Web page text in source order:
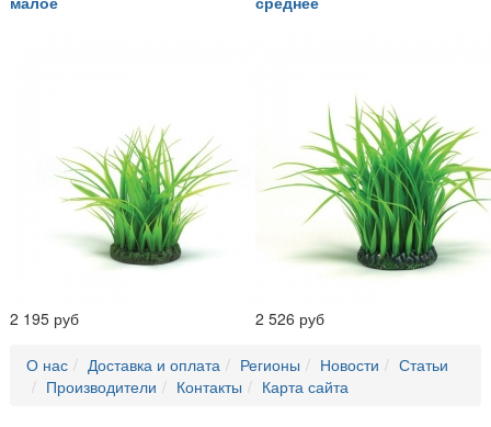
2 195 руб 2 526 руб
О нас Доставка и оплата Регионы Новости
Статьи
Производители
Контакты Карта сайта